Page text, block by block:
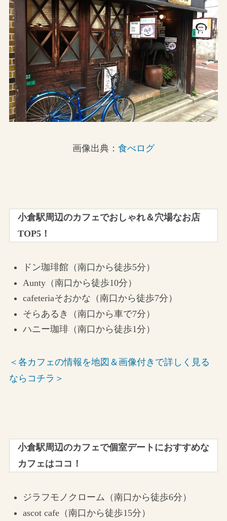
画像出典： 食べログ
小倉駅周辺のカフェでおしゃれ＆穴場なお店
TOP5！
ドン珈琲館（南口から徒歩5分）
Aunty（南口から徒歩10分）
cafeteriaそおかな（南口から徒歩7分）
そらあるき（南口から車で7分）
ハニー珈琲（南口から徒歩1分）
＜各カフェの情報を地図＆画像付きで詳しく見る
ならコチラ＞
小倉駅周辺のカフェで個室デートにおすすめな
カフェはココ！
ジラフモノクローム（南口から徒歩6分）
ascot cafe（南口から徒歩15分）